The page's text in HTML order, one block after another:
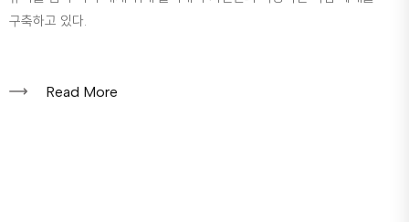
구축하고 있다.
Read More